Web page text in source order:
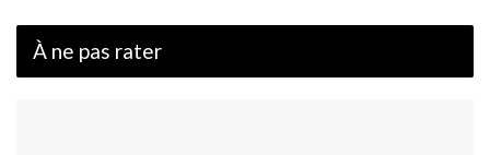
À ne pas rater